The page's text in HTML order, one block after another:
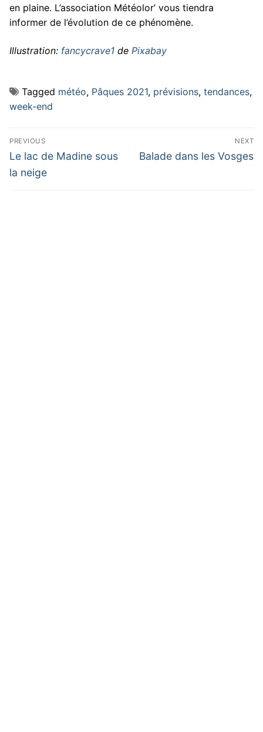
en plaine. L’association Météolor’ vous tiendra
informer de l’évolution de ce phénomène.
Illustration: fancycrave1 de Pixabay
Tagged météo, Pâques 2021, prévisions, tendances,
week-end
Navigation
de
l’article
PREVIOUS
Previous
post:
Le lac de Madine sous
la neige
NEXT
Next
Balade dans les Vosges